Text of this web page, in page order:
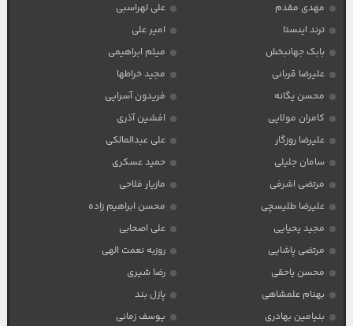
مهدی مقدم
علی لهراسبی
ترند اینستا
امیر علی
بابک جهانبخش
میثم ابراهیمی
علیرضا قربانی
مجید خراطها
محسن یگانه
فریدون آسرایی
کامران مولایی
افشین آذری
علیرضا روزگار
علی عبدالمالکی
سامان جلیلی
حمید عسکری
مرتضی اشرفی
مازیار فلاحی
علیرضا طلیسچی
محسن ابراهیم زاده
مجید یحیایی
علی اصحابی
مرتضی پاشایی
روزبه نعمت الهی
محسن یاحقی
رضا شیری
بهنام علمشاهی
پازل بند
بنیامین بهادری
یوسف زمانی